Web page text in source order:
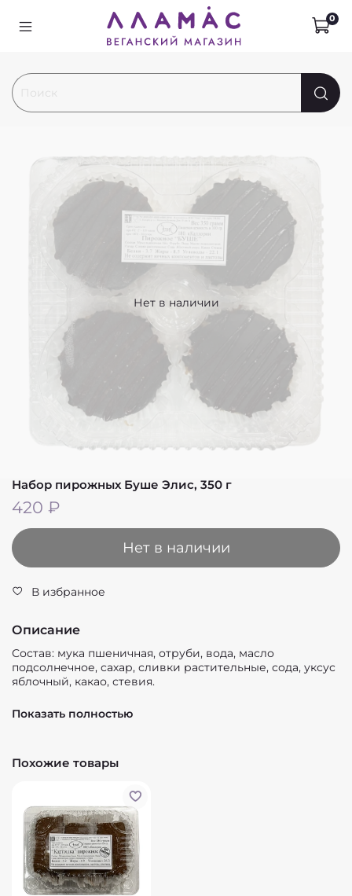
0
Нет в наличии
Набор пирожных Буше Элис, 350 г
420 ₽
Нет в наличии
В избранное
Описание
Состав: мука пшеничная, отруби, вода, масло
подсолнечное, сахар, сливки растительные, сода, уксус
яблочный, какао, стевия.
На 100 г:
Жиры - 8.5 г
Калории - 180 ккал
Показать полностью
Похожие товары